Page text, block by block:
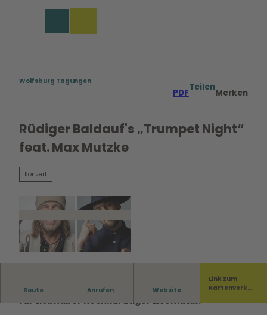
Wolfsburg Tagungen
PDF
Teilen
Merken
Rüdiger Baldauf's „Trumpet Night“
feat. Max Mutzke
Konzert
Route Anrufen Website
Link zum
Kartenverka
Die „Trumpet Night & Friends“ ist ein wahres Fest
für Liebhaber hochkarätiger Livemusik!